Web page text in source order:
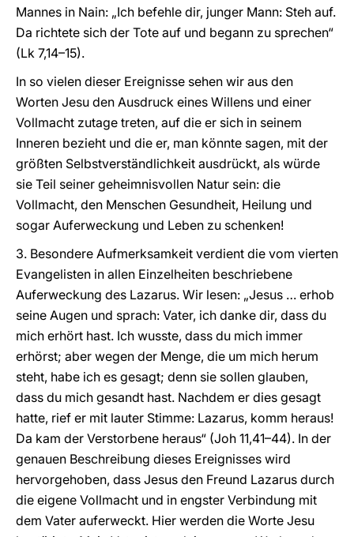
Mannes in Nain: „Ich befehle dir, junger Mann: Steh auf.
Da richtete sich der Tote auf und begann zu sprechen“
(Lk 7,14–15).
In so vielen dieser Ereignisse sehen wir aus den
Worten Jesu den Ausdruck eines Willens und einer
Vollmacht zutage treten, auf die er sich in seinem
Inneren bezieht und die er, man könnte sagen, mit der
größten Selbstverständlichkeit ausdrückt, als würde
sie Teil seiner geheimnisvollen Natur sein: die
Vollmacht, den Menschen Gesundheit, Heilung und
sogar Auferweckung und Leben zu schenken!
3. Besondere Aufmerksamkeit verdient die vom vierten
Evangelisten in allen Einzelheiten beschriebene
Auferweckung des Lazarus. Wir lesen: „Jesus … erhob
seine Augen und sprach: Vater, ich danke dir, dass du
mich erhört hast. Ich wusste, dass du mich immer
erhörst; aber wegen der Menge, die um mich herum
steht, habe ich es gesagt; denn sie sollen glauben,
dass du mich gesandt hast. Nachdem er dies gesagt
hatte, rief er mit lauter Stimme: Lazarus, komm heraus!
Da kam der Verstorbene heraus“ (Joh 11,41–44). In der
genauen Beschreibung dieses Ereignisses wird
hervorgehoben, dass Jesus den Freund Lazarus durch
die eigene Vollmacht und in engster Verbindung mit
dem Vater auferweckt. Hier werden die Worte Jesu